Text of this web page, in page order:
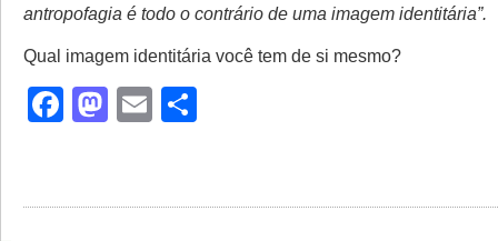
antropofagia é todo o contrário de uma imagem identitária”.
Qual imagem identitária você tem de si mesmo?
Facebook
Mastodon
Email